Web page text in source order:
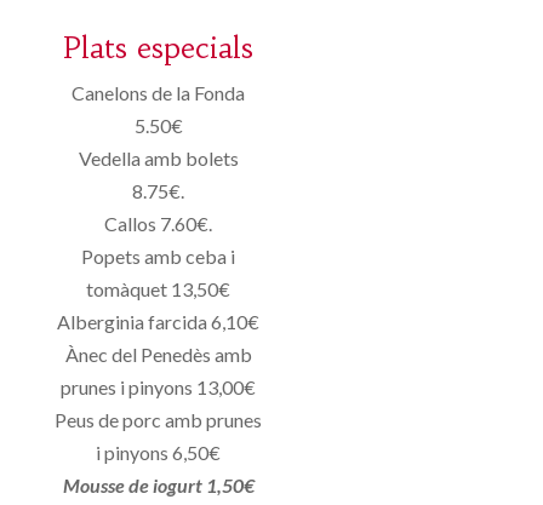
Plats especials
Canelons de la Fonda
5.50€
Vedella amb bolets
8.75€.
Callos 7.60€.
Popets amb ceba i
tomàquet 13,50€
Alberginia farcida 6,10€
Ànec del Penedès amb
prunes i pinyons 13,00€
Peus de porc amb prunes
i pinyons 6,50€
Mousse de iogurt 1,50€